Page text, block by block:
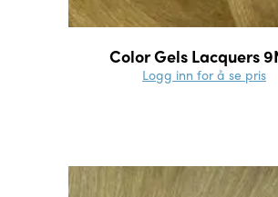
Color Gels Lacquers
Logg inn for å se pris